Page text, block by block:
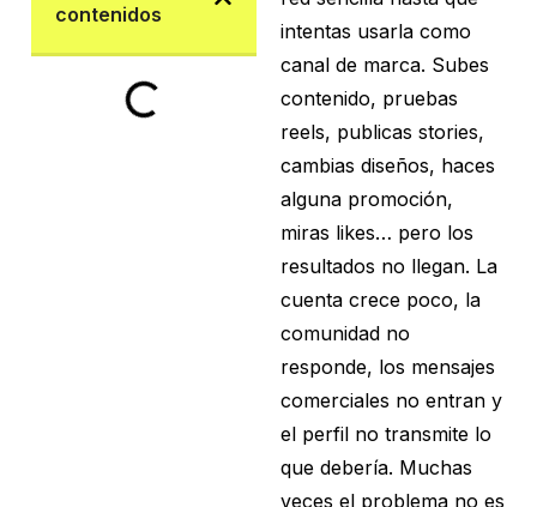
contenidos
intentas usarla como
canal de marca. Subes
contenido, pruebas
reels, publicas stories,
cambias diseños, haces
alguna promoción,
miras likes… pero los
resultados no llegan. La
cuenta crece poco, la
comunidad no
responde, los mensajes
comerciales no entran y
el perfil no transmite lo
que debería. Muchas
veces el problema no es